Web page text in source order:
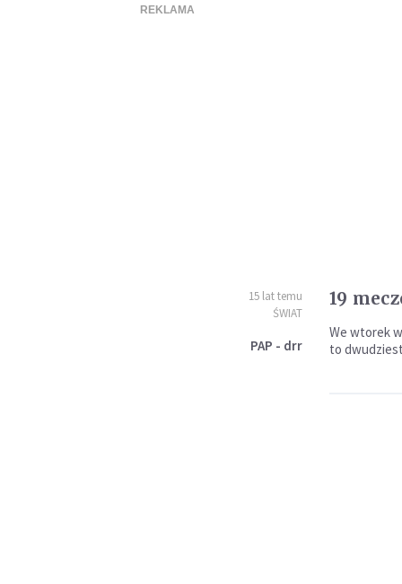
15 lat temu
ŚWIAT
PAP - drr
19
We wtorek
to